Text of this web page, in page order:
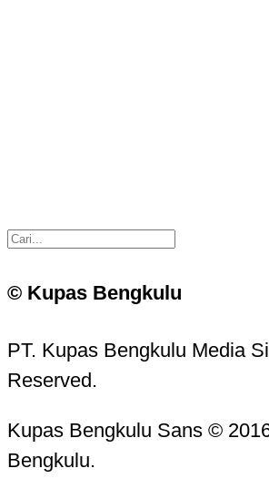
© Kupas Bengkulu
PT. Kupas Bengkulu Media
Reserved.
Kupas Bengkulu Sans ©
Bengkulu.